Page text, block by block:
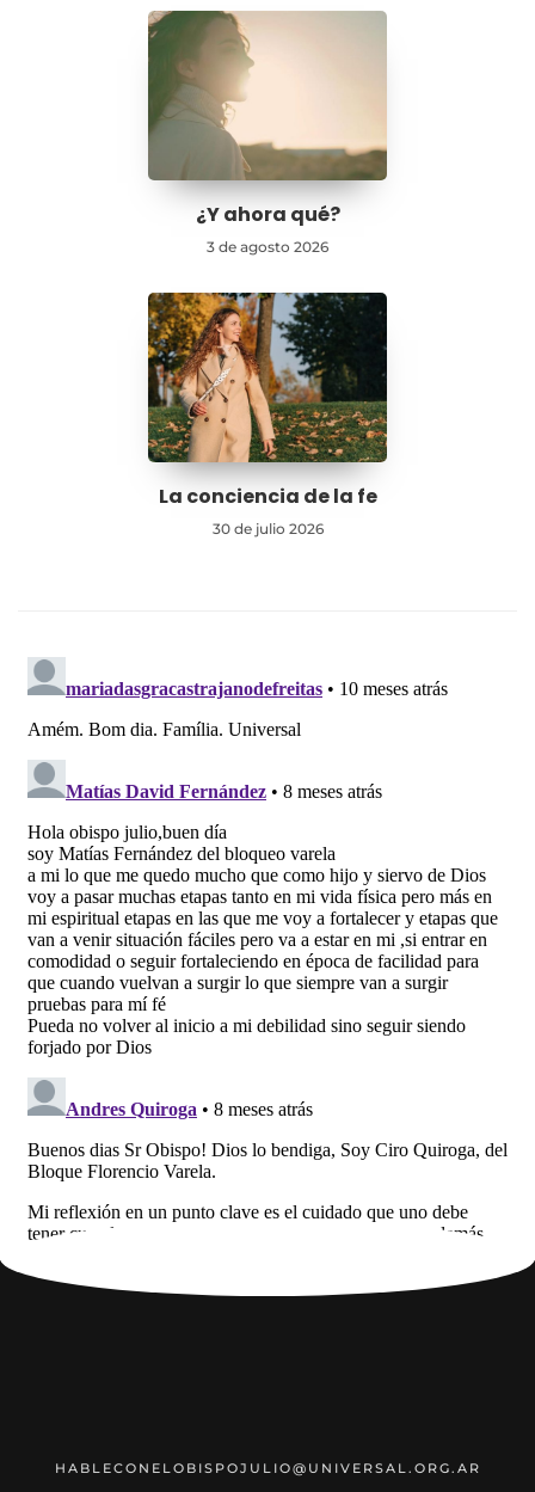
¿Y ahora qué?
3 de agosto 2026
La conciencia de la fe
30 de julio 2026
HABLECONELOBISPOJULIO@UNIVERSAL.ORG.AR